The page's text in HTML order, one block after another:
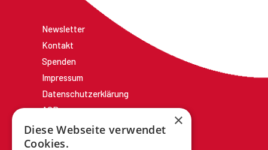
Newsletter
Kontakt
Spenden
Impressum
Datenschutzerklärung
AGBs
×
Diese Webseite verwendet
Cookies.